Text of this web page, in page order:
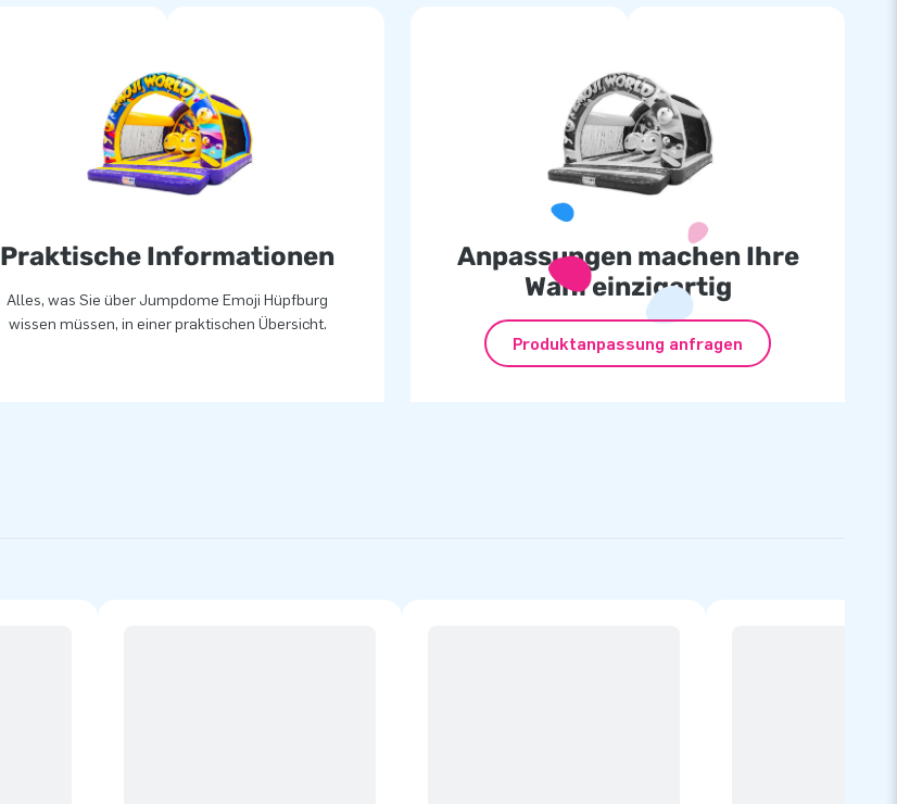
Praktische Informationen
Alles, was Sie über Jumpdome Emoji Hüpfburg
wissen müssen, in einer praktischen Übersicht.
Anpassungen machen Ihre
Wahl einzigartig
Produktanpassung anfragen